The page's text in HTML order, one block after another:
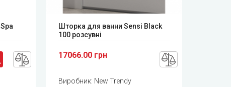
Шторка для ванни Sensi Black
100 розсувні
17066.00 грн
Виробник: New Trendy